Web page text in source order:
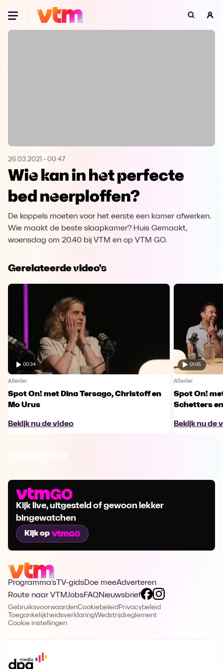
Oeps, browser niet ondersteund
Microsoft Edge Download
Opera
26.03.2021 - 00:47
Wie kan in het perfecte
bed neerploffen?
De koppels moeten voor het eerste een kamer afwerken.
Wie maakt de beste slaapkamer? Huis Gemaakt,
woensdag om 20.40 bij VTM en op VTM GO.
Gerelateerde video's
00:34
Allerlei
Spot On! met Dina Tersago, Christoff en
Mo Urus
Bekijk nu de video
01:05
Allerlei
Spot On!
Schetters
Bekijk nu de
Kijk live, uitgesteld of gewoon lekker
bingewatchen
Kijk op
Programma's TV-gidsDoe meeAdverteren
Route naar VTMJobsFAQNieuwsbrief
GebruiksvoorwaardenCookiebeleid Privacybeleid
ToegankelijkheidsverklaringWedstrijdreglement
Cookie instellingen